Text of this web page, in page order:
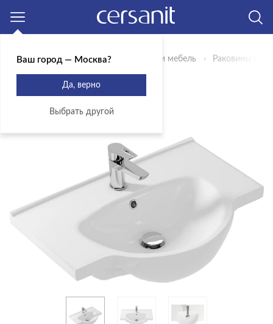
Главная Продукты Сантехника и мебель Раковины и
РАКОВИНА NATI 65
Артикул: UM-NAT65/1
Ваш город — Москва?
Да, верно
Выбрать другой